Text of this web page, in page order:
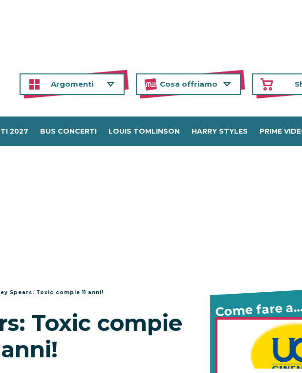
Argomenti Cosa offriamo
2027 BUS CONCERTI LOUIS TOMLINSON HARRY STYLES PRIME
Spears: Toxic compie 11 anni!
Toxic compie
anni!
Come fare